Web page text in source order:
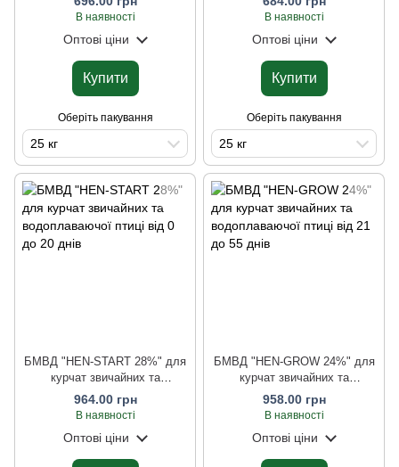
В наявності
Оптові ціни
Купити
Оберіть пакування
25 кг
В наявності
Оптові ціни
Купити
Оберіть пакування
25 кг
БМВД "HEN-START 28%" для
курчат звичайних та
водоплаваючої птиці від 0 до
20 днів
964.00 грн
В наявності
Оптові ціни
БМВД "HEN-GROW 24%" для
курчат звичайних та
водоплаваючої птиці від 21 до
55 днів
958.00 грн
В наявності
Оптові ціни